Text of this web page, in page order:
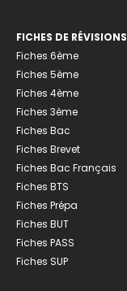
FICHES DE RÉVISIONS
Fiches 6ème
Fiches 5ème
Fiches 4ème
Fiches 3ème
Fiches Bac
Fiches Brevet
Fiches Bac Français
Fiches BTS
Fiches Prépa
Fiches BUT
Fiches PASS
Fiches SUP